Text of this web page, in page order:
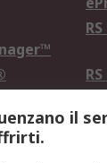
il